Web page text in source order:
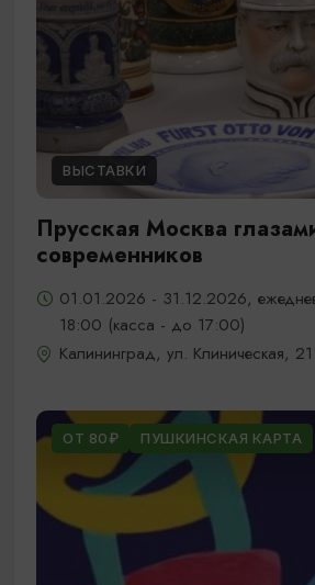
ВЫСТАВКИ
Прусская Москва
современников
01.01.2026 - 31.12.2026,
18:00 (касса - до 17:00)
Калининград, ул. Клиническая, 21
ОТ 80₽ ПУШКИНСКАЯ КАРТА